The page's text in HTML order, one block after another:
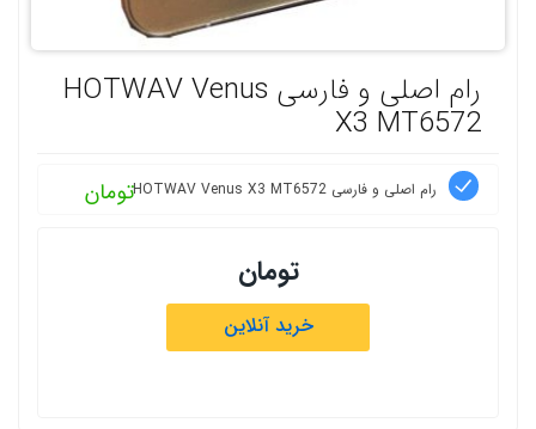
رام اصلی و فارسی HOTWAV Venus
X3 MT6572
رام اصلی و فارسی HOTWAV Venus X3 MT6572 تومان
تومان
خرید آنلاین